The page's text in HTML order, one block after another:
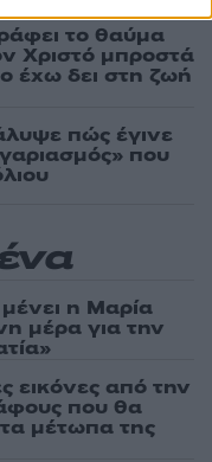
το θαύμα
Χριστό μπροστά
έχω δει στη ζωή
πώς έγινε
που
η Μαρία
μέρα για την
εικόνες από την
που θα
μέτωπα της